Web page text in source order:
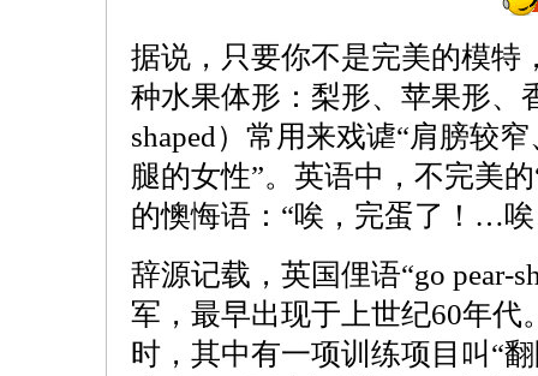
据说，只要你不是完美的模特
种水果体形：梨形、苹果形、
shaped）常用来戏谑“肩膀较
腿的女性”。英语中，不完美
的懊悔语：“唉，完蛋了！…
辞源记载，英国俚语“go pear-
军，最早出现于上世纪60年代
时，其中有一项训练项目叫“